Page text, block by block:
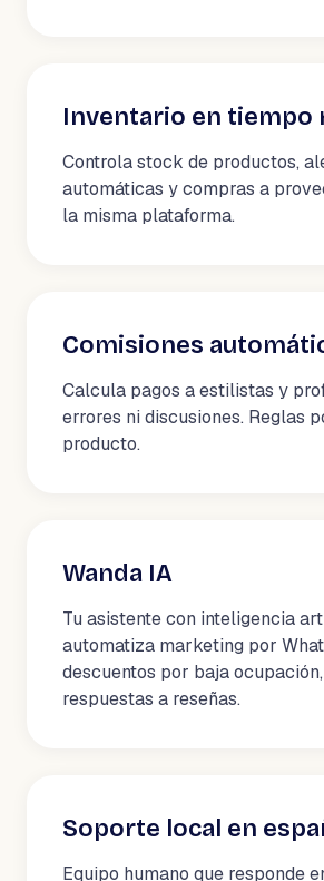
Inventario en tiempo
Controla stock de productos,
automáticas y compras a
la misma plataforma.
Comisiones
Calcula pagos a estilistas y
errores ni discusiones. Reglas
producto.
Wanda IA
Tu asistente con inteligencia
automatiza marketing por
descuentos por baja
respuestas a reseñas.
Soporte local en
Equipo humano que responde